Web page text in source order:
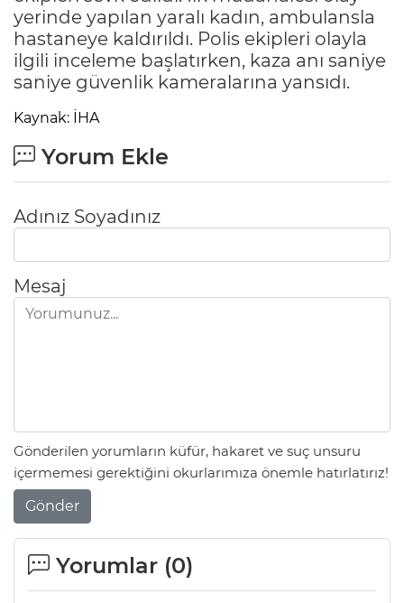
yerinde yapılan yaralı kadın, ambulansla
hastaneye kaldırıldı. Polis ekipleri olayla
ilgili inceleme başlatırken, kaza anı saniye
saniye güvenlik kameralarına yansıdı.
Kaynak: İHA
Yorum Ekle
Adınız Soyadınız
Mesaj
Gönderilen yorumların küfür, hakaret ve suç unsuru
içermemesi gerektiğini okurlarımıza önemle hatırlatırız!
Gönder
Yorumlar (0)